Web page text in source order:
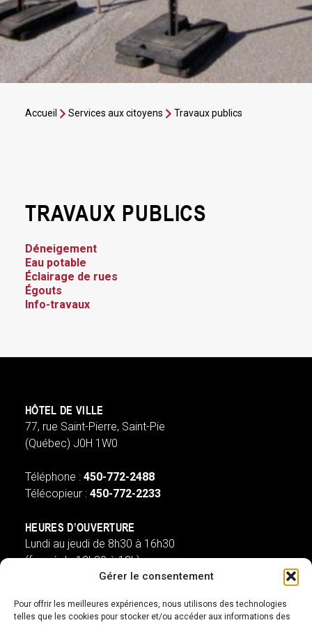
Gérer le consentement
Pour offrir les meilleures expériences, nous utilisons des technologies
telles que les cookies pour stocker et/ou accéder aux informations des
Accueil Services aux citoyens Travaux publics
TRAVAUX PUBLICS
Déneigement
Eau potable
Éclairage de rues
Égouts
Info-travaux
HÔTEL DE VILLE
77, rue Saint-Pierre, Saint-Pie
(Québec) J0H 1W0
Téléphone : 450-772-2488
Télécopieur : 450-772-2233
HEURES D’OUVERTURE
Lundi au jeudi de 8h30 à 16h30
(fermé de 12h30 à 13h)
Vendredi de 8h à 13h